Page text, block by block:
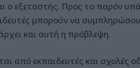
ο εξεταστής. Προς το παρόν
μπορούν να
και αυτή η πρόβλεψη.
από εκπαιδευτές και σχολές